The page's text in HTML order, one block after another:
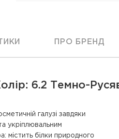
ПРО БРЕНД
6.2 Темно-
галузі завдяки
укріплювальним
містить білки природного
Суміш амінокислот
імітує дію структури